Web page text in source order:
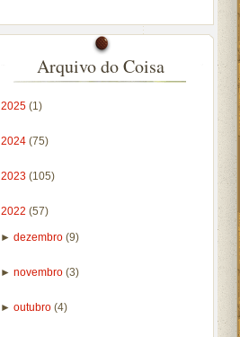
Arquivo do Coisa
2025 (1)
2024 (75)
2023 (105)
2022 (57)
► dezembro (9)
► novembro (3)
► outubro (4)